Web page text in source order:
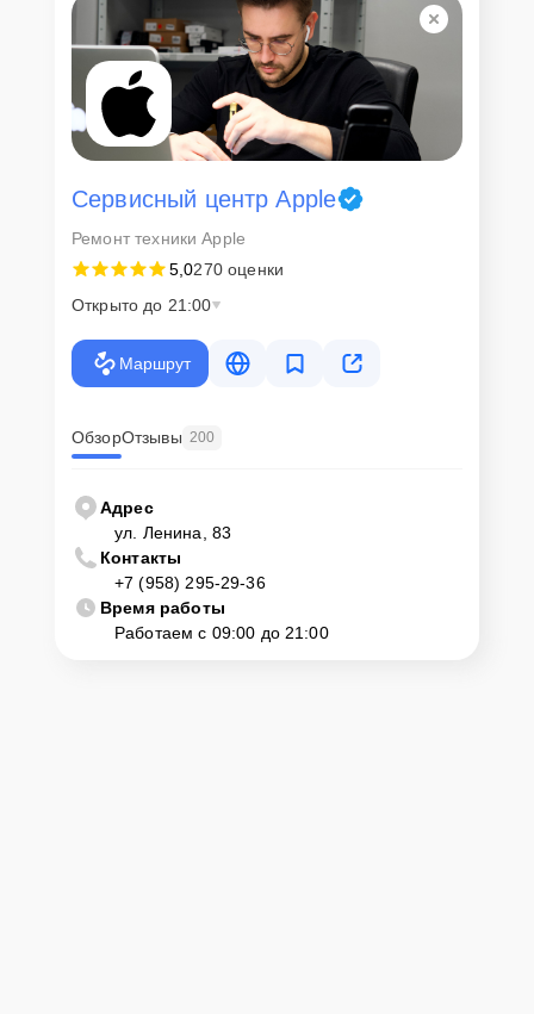
Сервисный центр Apple
Ремонт техники Apple
5,0270 оценки
Открыто до 21:00
Маршрут
ОбзорОтзывы 200
Адрес
ул. Ленина, 83
Контакты
+7 (958) 295-29-36
Время работы
Работаем с 09:00 до 21:00